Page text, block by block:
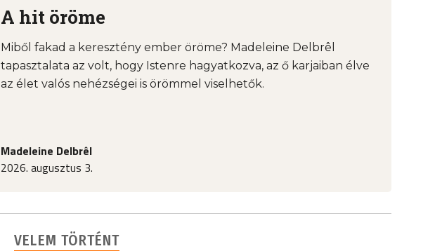
A hit öröme
Miből fakad a keresztény ember öröme? Madeleine Delbrêl
tapasztalata az volt, hogy Istenre hagyatkozva, az ő karjaiban élve
az élet valós nehézségei is örömmel viselhetők.
Madeleine Delbrêl
2026. augusztus 3.
VELEM TÖRTÉNT